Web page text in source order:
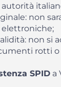
autorità
non
elettroniche;
non si
rotti
SPID a